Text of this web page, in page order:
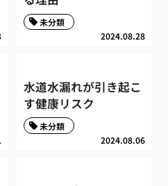
2024.08.28
未分類
水道水漏れが引き起こ
す健康リスク
2024.08.06
未分類